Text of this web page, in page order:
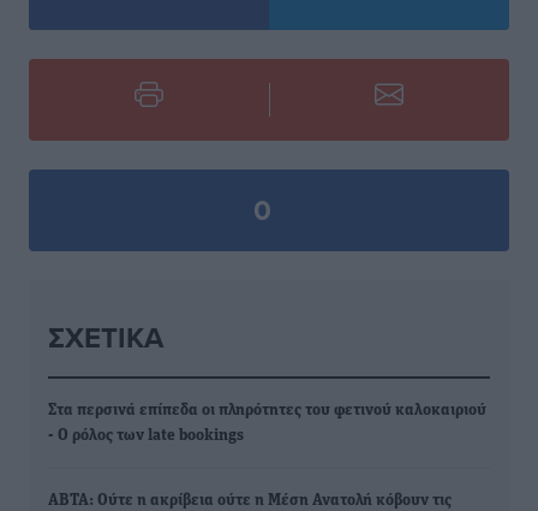
0
ΣΧΕΤΙΚΆ
Στα περσινά επίπεδα οι πληρότητες του φετινού καλοκαιριού
- Ο ρόλος των late bookings
ABTA: Ούτε η ακρίβεια ούτε η Μέση Ανατολή κόβουν τις